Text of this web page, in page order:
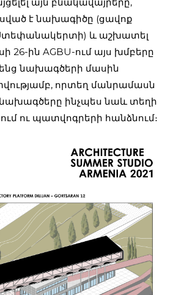
է նախագիծը (ցավոք
և աշխատել
26-ին AGBU-ում այս խմբերը
նախագծերի մասին
որտեղ մանրամասն
ինչպես նաև տեղի
ու պատվոգրերի հանձնում։